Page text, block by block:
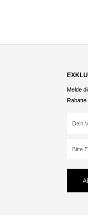
Melde
Rabatte